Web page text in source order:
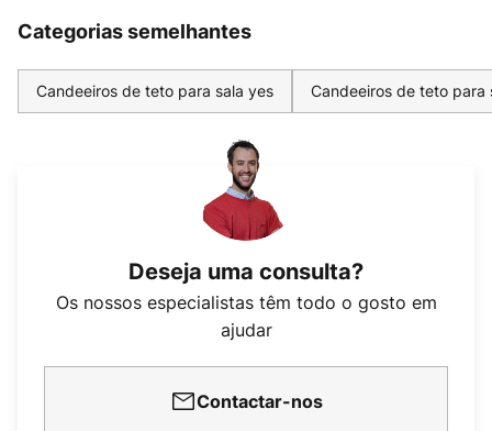
Categorias semelhantes
Candeeiros de teto para sala yes Candeeiros de teto para
Deseja uma consulta?
Os nossos especialistas têm todo o gosto em
ajudar
Contactar-nos